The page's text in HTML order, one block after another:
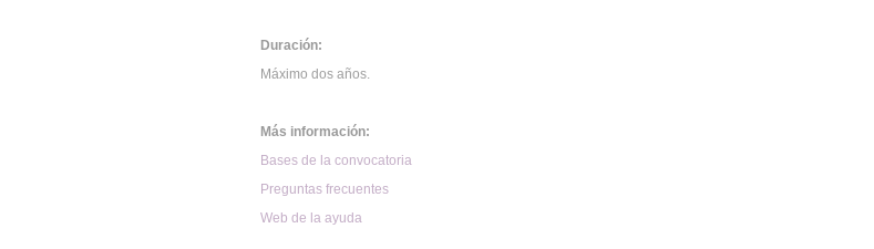
Duración:
Máximo dos años.
Más información:
Bases de la convocatoria
Preguntas frecuentes
Web de la ayuda